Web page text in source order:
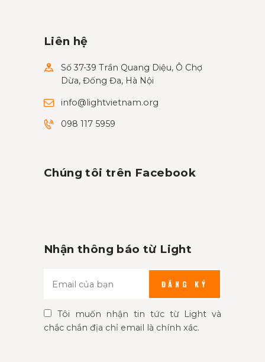
Liên hệ
Số 37-39 Trần Quang Diệu, Ô Chợ
Dừa, Đống Đa, Hà Nội
info@lightvietnam.org
098 117 5959
Chúng tôi trên Facebook
Nhận thông báo từ Light
ĐĂNG KÝ
Tôi muốn nhận tin tức từ Light và
chắc chắn địa chỉ email là chính xác.